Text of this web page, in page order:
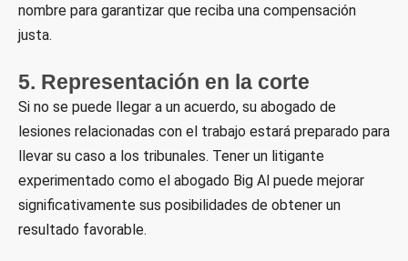
nombre para garantizar que reciba una compensación
justa.
5. Representación en la corte
Si no se puede llegar a un acuerdo, su abogado de
lesiones relacionadas con el trabajo estará preparado para
llevar su caso a los tribunales. Tener un litigante
experimentado como el abogado Big Al puede mejorar
significativamente sus posibilidades de obtener un
resultado favorable.